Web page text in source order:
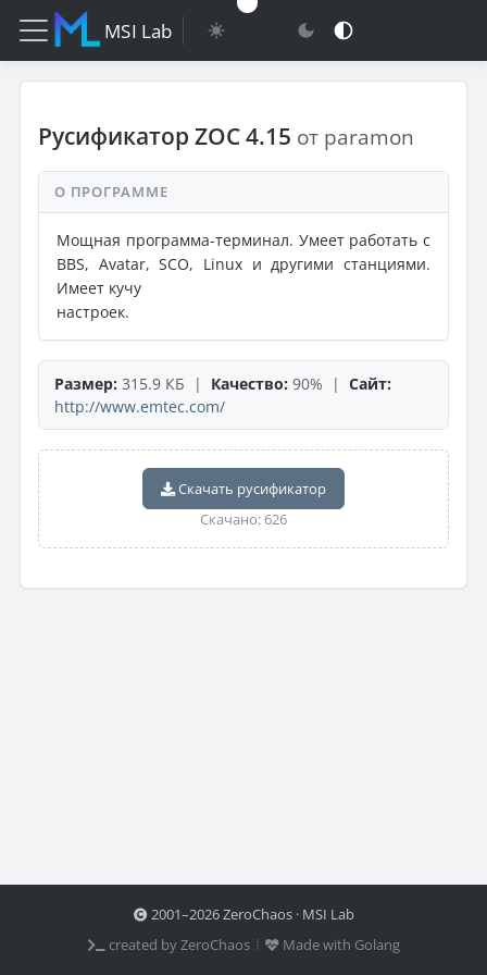
MSI Lab
Русификатор ZOC 4.15 от paramon
О ПРОГРАММЕ
Мощная программа-терминал. Умеет работать с
BBS, Avatar, SCO, Linux и другими станциями.
Имеет кучу
настроек.
Размер: 315.9 КБ | Качество: 90% | Сайт:
http://www.emtec.com/
Скачать русификатор
Скачано: 626
2001–2026 ZeroChaos · MSI Lab
created by ZeroChaos ⦙
Made with Golang